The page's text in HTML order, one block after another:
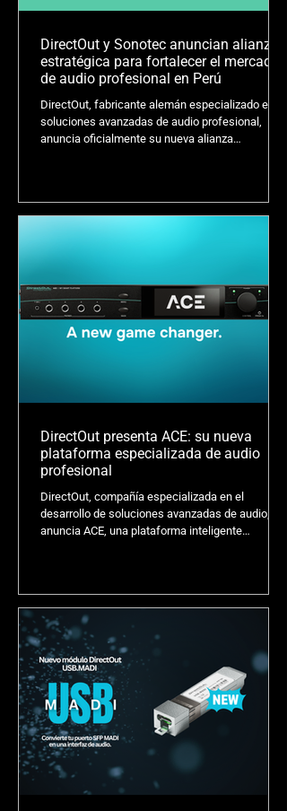
DirectOut y Sonotec anuncian alianza
estratégica para fortalecer el mercado
de audio profesional en Perú
DirectOut, fabricante alemán especializado en
soluciones avanzadas de audio profesional,
anuncia oficialmente su nueva alianza
tecnologías de DirectOut dentro de los
segmentos de Live Sound, Touring, Broadcast,
DirectOut presenta ACE: su nueva
plataforma especializada de audio
profesional
DirectOut, compañía especializada en el
desarrollo de soluciones avanzadas de audio,
anuncia ACE, una plataforma inteligente
sistemas de PA tuning, optimización y
procesamiento totalmente personalizados, que
combina rendimiento de alto performance,
tecnologías de redundancia, y conectividad
integral en un formato compacto y portátil.